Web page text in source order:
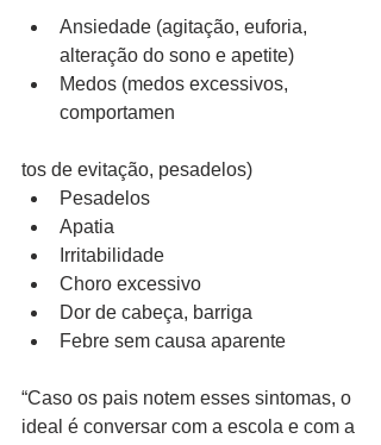
Ansiedade (agitação, euforia,
alteração do sono e apetite)
Medos (medos excessivos,
comportamen
tos de evitação, pesadelos)
Pesadelos
Apatia
Irritabilidade
Choro excessivo
Dor de cabeça, barriga
Febre sem causa aparente
“Caso os pais notem esses sintomas, o
ideal é conversar com a escola e com a